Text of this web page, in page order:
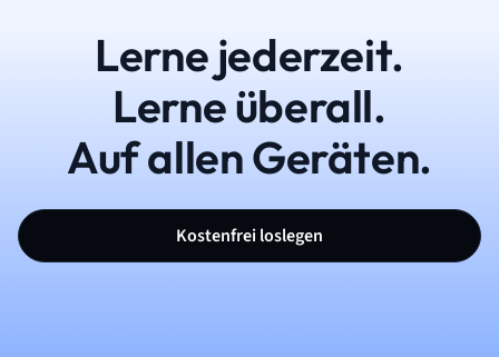
Lerne jederzeit.
Lerne überall.
Auf allen Geräten.
Kostenfrei loslegen